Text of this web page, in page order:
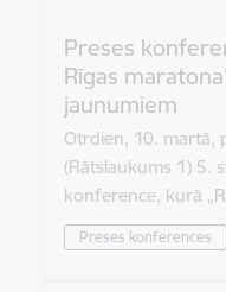
Preses
Rīgas
jaunumiem
Otrdien, 10. martā,
(Rātslaukums 1) 5.
konference, kurā
Preses konferences